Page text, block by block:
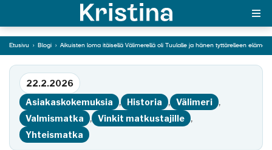
MAJAKKA-portaali
Suosikit
ja hänen tyttärelleen
elämästä nauttimista
Siirry tekstiin
Etusivu › Blogi › Aikuisten loma itäisellä Välimerellä oli Tuulalle ja hänen tyttärelleen
22.2.2026
Asiakaskokemuksia
, Historia , Välimeri
,
Valmismatka
, Vinkit matkustajille
,
Yhteismatka